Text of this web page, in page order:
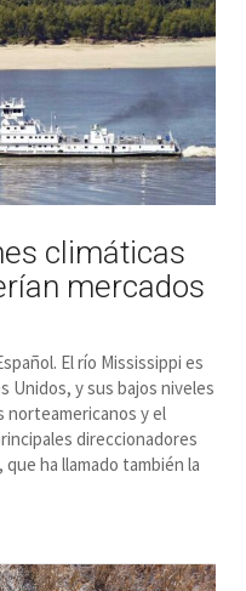
climáticas
mercados
El río Mississippi es
Unidos, y sus bajos niveles
norteamericanos y el
direccionadores
ha llamado también la